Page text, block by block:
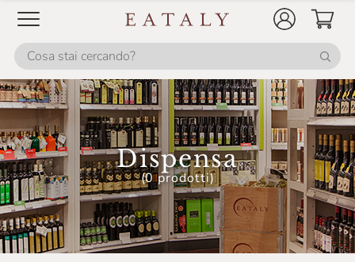
Dispensa
(0 prodotti)
Chiaverini Firenze
Cofruits
Conapi
Conservas Marino
Corniano
Da Re
Dalpian
Dario Previdi